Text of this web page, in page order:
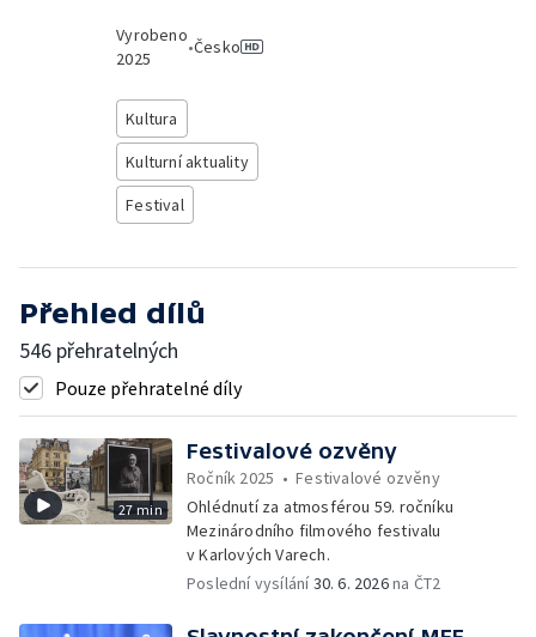
Vyrobeno
2025
•Česko
Kultura
Kulturní aktuality
Festival
Přehled dílů
546 přehratelných
Pouze přehratelné díly
27 min
Festivalové ozvěny
Ročník 2025 •Festivalové ozvěny
Ohlédnutí za atmosférou 59. ročníku
Mezinárodního filmového festivalu
v Karlových Varech.
Poslední vysílání30. 6. 2026na ČT2